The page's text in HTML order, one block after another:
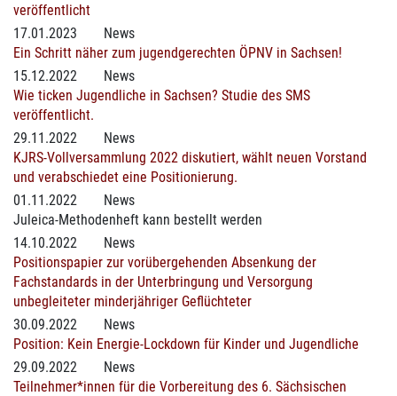
veröffentlicht
17.01.2023
News
Ein Schritt näher zum jugendgerechten ÖPNV in Sachsen!
15.12.2022
News
Wie ticken Jugendliche in Sachsen? Studie des SMS
veröffentlicht.
29.11.2022
News
KJRS-Vollversammlung 2022 diskutiert, wählt neuen Vorstand
und verabschiedet eine Positionierung.
01.11.2022
News
Juleica-Methodenheft kann bestellt werden
14.10.2022
News
Positionspapier zur vorübergehenden Absenkung der
Fachstandards in der Unterbringung und Versorgung
unbegleiteter minderjähriger Geflüchteter
30.09.2022
News
Position: Kein Energie-Lockdown für Kinder und Jugendliche
29.09.2022
News
Teilnehmer*innen für die Vorbereitung des 6. Sächsischen